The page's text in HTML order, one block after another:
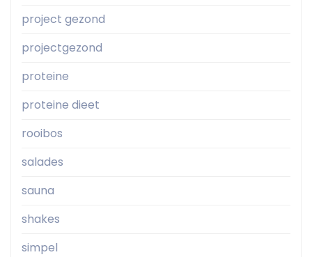
project gezond
projectgezond
proteine
proteine dieet
rooibos
salades
sauna
shakes
simpel